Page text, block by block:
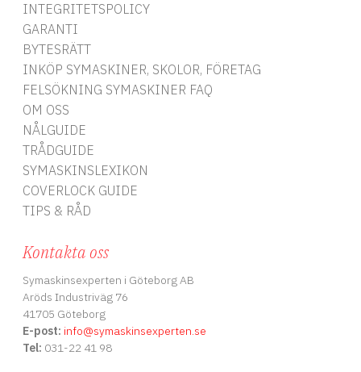
INTEGRITETSPOLICY
GARANTI
BYTESRÄTT
INKÖP SYMASKINER, SKOLOR, FÖRETAG
FELSÖKNING SYMASKINER FAQ
OM OSS
NÅLGUIDE
TRÅDGUIDE
SYMASKINSLEXIKON
COVERLOCK GUIDE
TIPS & RÅD
Kontakta oss
Symaskinsexperten i Göteborg AB
Aröds Industriväg 76
41705 Göteborg
E-post: info@symaskinsexperten.se
Tel: 031-22 41 98